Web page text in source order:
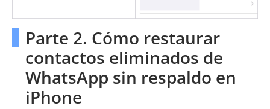
Parte 2. Cómo restaurar
contactos eliminados de
WhatsApp sin respaldo en
iPhone